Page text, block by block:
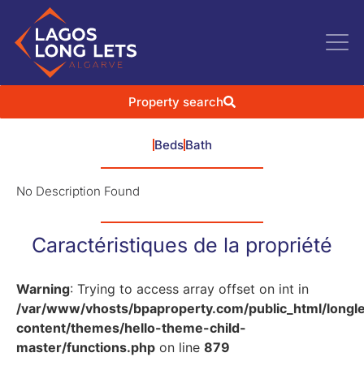
Property search
BedsBath
No Description Found
Caractéristiques de la propriété
Warning: Trying to access array offset on int in
/var/www/vhosts/bpaproperty.com/public_html/
content/themes/hello-theme-child-
master/functions.php on line 879